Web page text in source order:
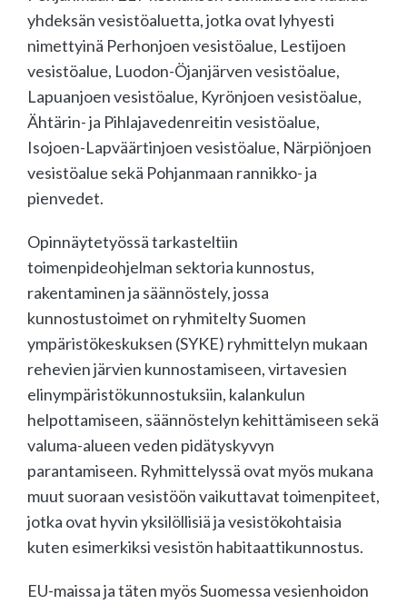
yhdeksän vesistöaluetta, jotka ovat lyhyesti
nimettyinä Perhonjoen vesistöalue, Lestijoen
vesistöalue, Luodon-Öjanjärven vesistöalue,
Lapuanjoen vesistöalue, Kyrönjoen vesistöalue,
Ähtärin- ja Pihlajavedenreitin vesistöalue,
Isojoen-Lapväärtinjoen vesistöalue, Närpiönjoen
vesistöalue sekä Pohjanmaan rannikko- ja
pienvedet.
Opinnäytetyössä tarkasteltiin
toimenpideohjelman sektoria kunnostus,
rakentaminen ja säännöstely, jossa
kunnostustoimet on ryhmitelty Suomen
ympäristökeskuksen (SYKE) ryhmittelyn mukaan
rehevien järvien kunnostamiseen, virtavesien
elinympäristökunnostuksiin, kalankulun
helpottamiseen, säännöstelyn kehittämiseen sekä
valuma-alueen veden pidätyskyvyn
parantamiseen. Ryhmittelyssä ovat myös mukana
muut suoraan vesistöön vaikuttavat toimenpiteet,
jotka ovat hyvin yksilöllisiä ja vesistökohtaisia
kuten esimerkiksi vesistön habitaattikunnostus.
EU-maissa ja täten myös Suomessa vesienhoidon